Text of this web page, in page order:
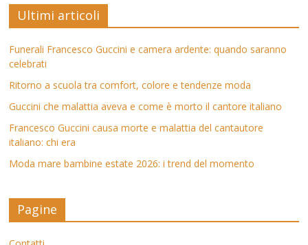
Ultimi articoli
Funerali Francesco Guccini e camera ardente: quando saranno
celebrati
Ritorno a scuola tra comfort, colore e tendenze moda
Guccini che malattia aveva e come è morto il cantore italiano
Francesco Guccini causa morte e malattia del cantautore
italiano: chi era
Moda mare bambine estate 2026: i trend del momento
Pagine